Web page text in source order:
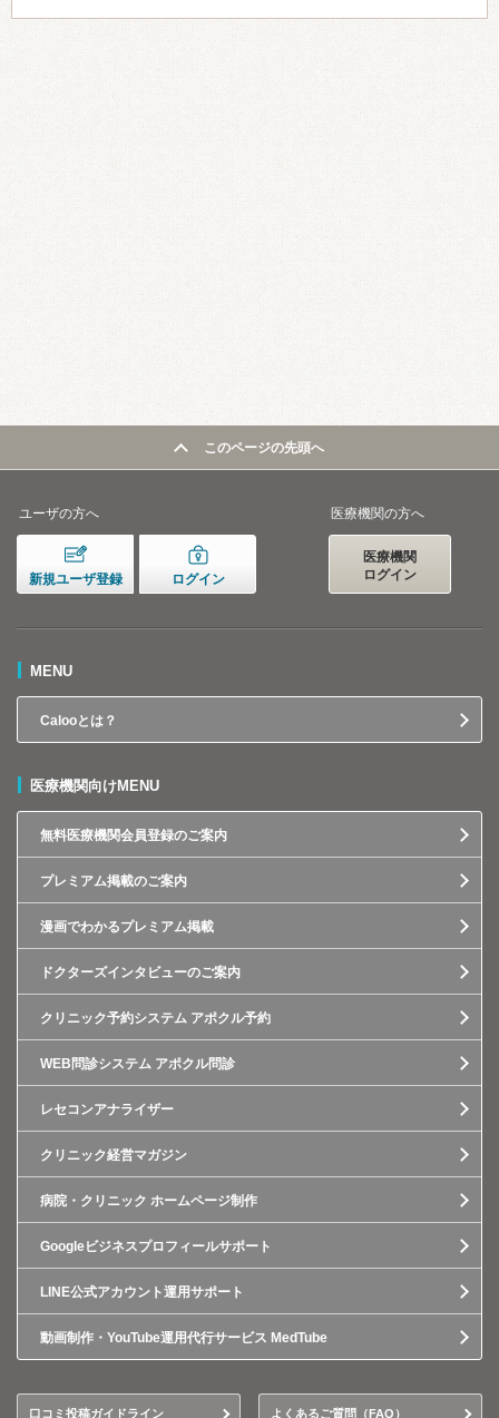
このページの先頭へ
ユーザの方へ
新規ユーザ登録 ログイン
医療機関の方へ
医療機関
ログイン
MENU
Calooとは？
医療機関向けMENU
無料医療機関会員登録のご案内
プレミアム掲載のご案内
漫画でわかるプレミアム掲載
ドクターズインタビューのご案内
クリニック予約システム アポクル予約
WEB問診システム アポクル問診
レセコンアナライザー
クリニック経営マガジン
病院・クリニック ホームページ制作
Googleビジネスプロフィールサポート
LINE公式アカウント運用サポート
動画制作・YouTube運用代行サービス MedTube
口コミ投稿ガイドライン よくあるご質問（FAQ）